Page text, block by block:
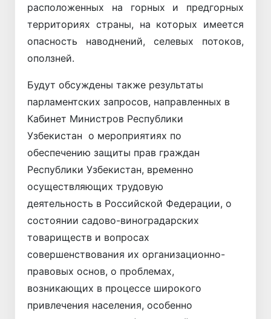
расположенных на горных и предгорных
территориях страны, на которых имеется
опасность наводнений, селевых потоков,
оползней.
Будут обсуждены также результаты
парламентских запросов, направленных в
Кабинет Министров Республики
Узбекистан о мероприятиях по
обеспечению защиты прав граждан
Республики Узбекистан, временно
осуществляющих трудовую
деятельность в Российской Федерации, о
состоянии садово-виноградарских
товариществ и вопросах
совершенствования их организационно-
правовых основ, о проблемах,
возникающих в процессе широкого
привлечения населения, особенно